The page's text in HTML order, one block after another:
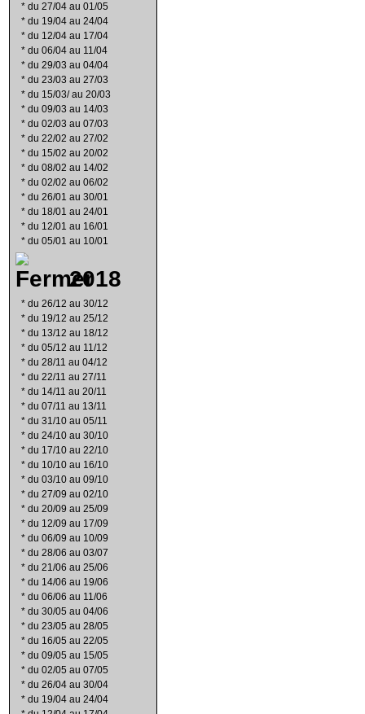
* du 27/04 au 01/05
* du 19/04 au 24/04
* du 12/04 au 17/04
* du 06/04 au 11/04
* du 29/03 au 04/04
* du 23/03 au 27/03
* du 15/03/ au 20/03
* du 09/03 au 14/03
* du 02/03 au 07/03
* du 22/02 au 27/02
* du 15/02 au 20/02
* du 08/02 au 14/02
* du 02/02 au 06/02
* du 26/01 au 30/01
* du 18/01 au 24/01
* du 12/01 au 16/01
* du 05/01 au 10/01
2018
* du 26/12 au 30/12
* du 19/12 au 25/12
* du 13/12 au 18/12
* du 05/12 au 11/12
* du 28/11 au 04/12
* du 22/11 au 27/11
* du 14/11 au 20/11
* du 07/11 au 13/11
* du 31/10 au 05/11
* du 24/10 au 30/10
* du 17/10 au 22/10
* du 10/10 au 16/10
* du 03/10 au 09/10
* du 27/09 au 02/10
* du 20/09 au 25/09
* du 12/09 au 17/09
* du 06/09 au 10/09
* du 28/06 au 03/07
* du 21/06 au 25/06
* du 14/06 au 19/06
* du 06/06 au 11/06
* du 30/05 au 04/06
* du 23/05 au 28/05
* du 16/05 au 22/05
* du 09/05 au 15/05
* du 02/05 au 07/05
* du 26/04 au 30/04
* du 19/04 au 24/04